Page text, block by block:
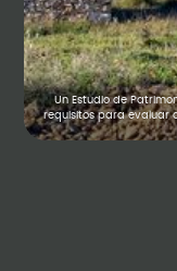
Un Estudio de
requisitos para evaluar